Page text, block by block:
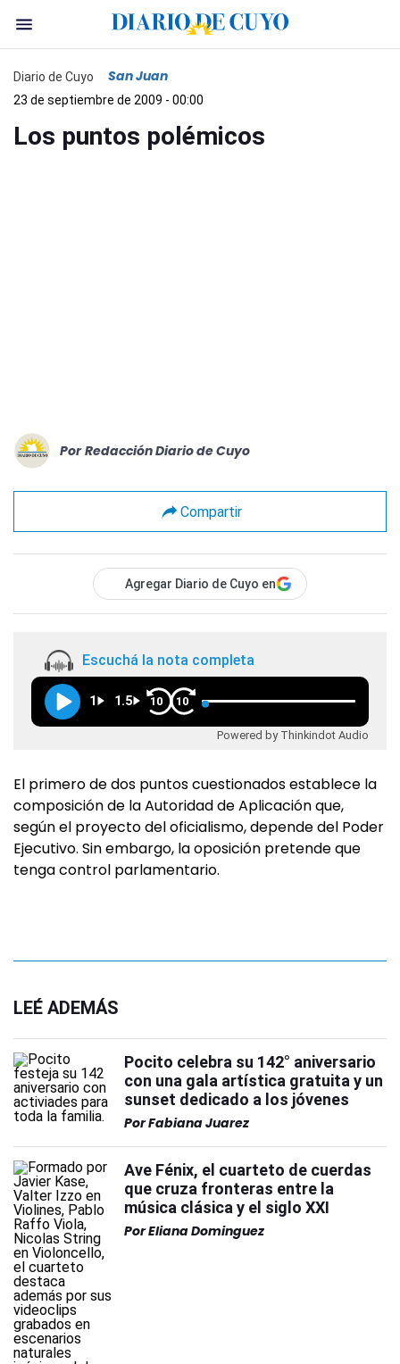
Diario de Cuyo San Juan
23 de septiembre de 2009 - 00:00
Los puntos polémicos
Por Redacción Diario de Cuyo
Compartir
Agregar Diario de Cuyo en
Escuchá la nota completa
1 1.5 10 10
Powered by Thinkindot Audio
El primero de dos puntos cuestionados establece la
composición de la Autoridad de Aplicación que,
según el proyecto del oficialismo, depende del Poder
Ejecutivo. Sin embargo, la oposición pretende que
tenga control parlamentario.
LEÉ ADEMÁS
Pocito celebra su 142° aniversario
con una gala artística gratuita y un
sunset dedicado a los jóvenes
PorFabiana Juarez
Ave Fénix, el cuarteto de cuerdas
que cruza fronteras entre la
música clásica y el siglo XXI
PorEliana Dominguez